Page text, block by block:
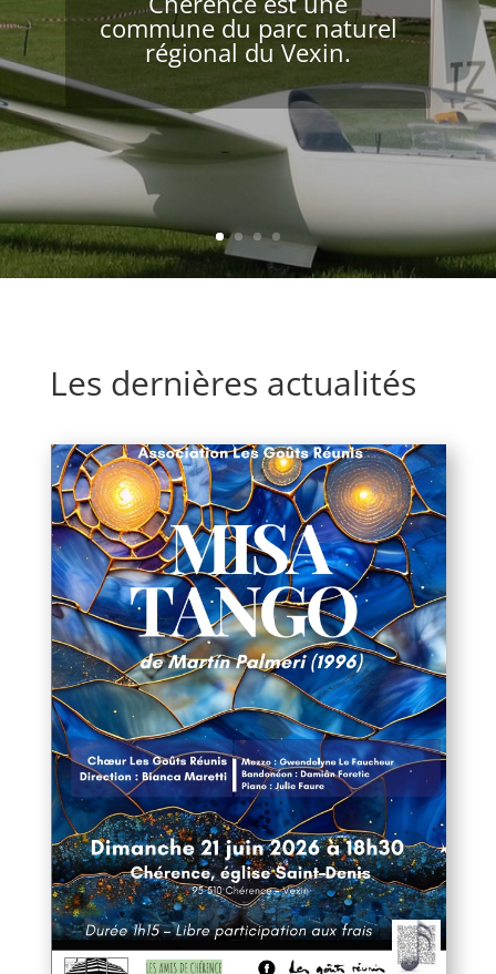
commune du parc naturel
régional du Vexin.
Vexin qui domine la vallée
de la Seine entre Vétheuil
et La Roche-Guyon.
Les dernières actualités